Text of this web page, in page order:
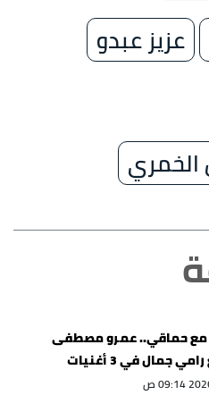
عزيز عبدو
الخمري
مع حماقي.. عمرو مصطفى
جمال في 3 أغنيات